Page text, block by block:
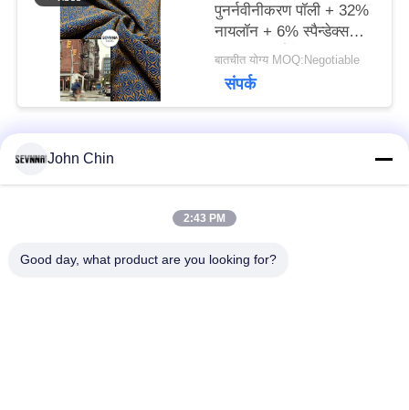
पुनर्नवीनीकरण पॉली + 32%
नायलॉन + 6% स्पैन्डेक्स
परिपत्र बुनाई के लिए
पुनर्नवीनीकरण पॉलिएस्टर
कपड़े
बातचीत योग्य MOQ:Negotiable
संपर्क
लोकप्रिय श्रेणियां सभी
कपड़े
कपड़े
John Chin
2:43 PM
Good day, what product are you looking for?